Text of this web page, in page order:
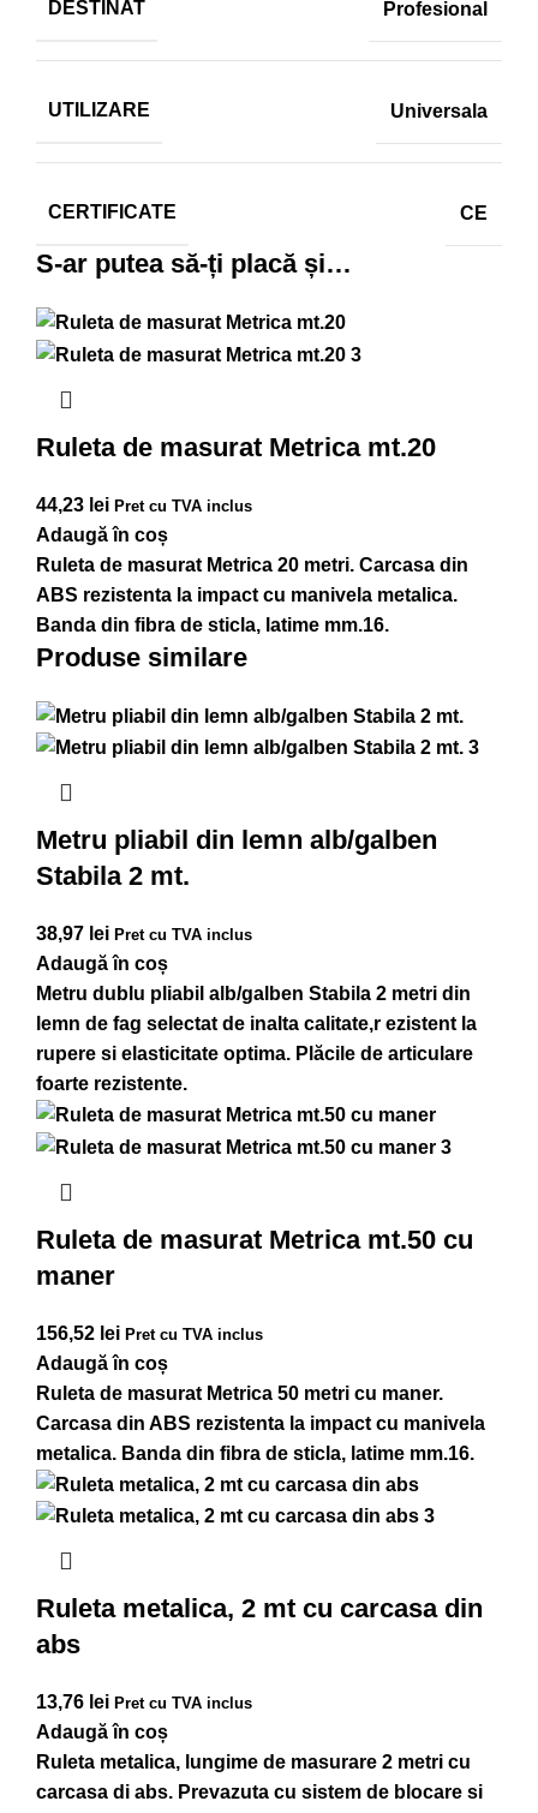
DESTINAT Profesional
UTILIZARE Universala
CERTIFICATE CE
S-ar putea să-ți placă și…
Ruleta de masurat Metrica mt.20
44,23 lei Pret cu TVA inclus
Adaugă în coș
Ruleta de masurat Metrica 20 metri. Carcasa din
ABS rezistenta la impact cu manivela metalica.
Banda din fibra de sticla, latime mm.16.
Produse similare
Metru pliabil din lemn alb/galben
Stabila 2 mt.
38,97 lei Pret cu TVA inclus
Adaugă în coș
Metru dublu pliabil alb/galben Stabila 2 metri din
lemn de fag selectat de inalta calitate,r ezistent la
rupere si elasticitate optima. Plăcile de articulare
foarte rezistente.
Ruleta de masurat Metrica mt.50 cu
maner
156,52 lei Pret cu TVA inclus
Adaugă în coș
Ruleta de masurat Metrica 50 metri cu maner.
Carcasa din ABS rezistenta la impact cu manivela
metalica. Banda din fibra de sticla, latime mm.16.
Ruleta metalica, 2 mt cu carcasa din
abs
13,76 lei Pret cu TVA inclus
Adaugă în coș
Ruleta metalica, lungime de masurare 2 metri cu
carcasa di abs. Prevazuta cu sistem de blocare si